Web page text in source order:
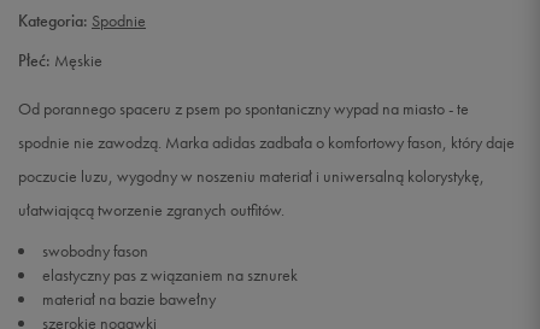
Kategoria: Spodnie
Płeć: Męskie
Od porannego spaceru z psem po spontaniczny wypad na miasto - te
spodnie nie zawodzą. Marka adidas zadbała o komfortowy fason, który daje
poczucie luzu, wygodny w noszeniu materiał i uniwersalną kolorystykę,
ułatwiającą tworzenie zgranych outfitów.
swobodny fason
elastyczny pas z wiązaniem na sznurek
materiał na bazie bawełny
szerokie nogawki